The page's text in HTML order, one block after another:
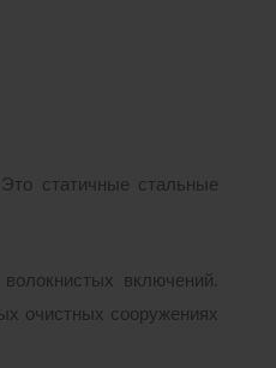
статичные стальные
включений.
очистных сооружениях